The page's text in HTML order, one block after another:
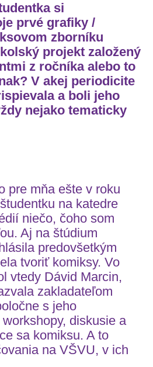
si
prvé grafiky /
zborníku
projekt založený
z ročníka alebo to
V akej periodicite
a boli jeho
nejako tematicky
pre mňa ešte v roku
na katedre
niečo, čoho som
Aj na štúdium
predovšetkým
tvoriť komiksy. Vo
vtedy Dávid Marcin,
zakladateľom
s jeho
diskusie a
sa komiksu. A to
na VŠVU, v ich